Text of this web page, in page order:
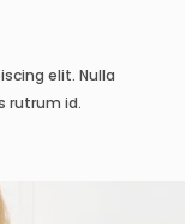
elit. Nulla
rutrum id.